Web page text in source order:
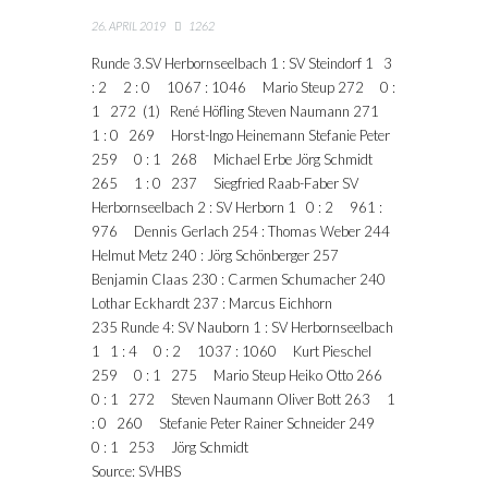
26. APRIL 2019 1262
Runde 3.SV Herbornseelbach 1 : SV Steindorf 1 3 : 2 2 : 0 1067 : 1046 Mario Steup 272 0 : 1 272 (1) René Höfling Steven Naumann 271 1 : 0 269 Horst-Ingo Heinemann Stefanie Peter 259 0 : 1 268 Michael Erbe Jörg Schmidt 265 1 : 0 237 Siegfried Raab-Faber SV Herbornseelbach 2 : SV Herborn 1 0 : 2 961 : 976 Dennis Gerlach 254 : Thomas Weber 244 Helmut Metz 240 : Jörg Schönberger 257 Benjamin Claas 230 : Carmen Schumacher 240 Lothar Eckhardt 237 : Marcus Eichhorn 235 Runde 4: SV Nauborn 1 : SV Herbornseelbach 1 1 : 4 0 : 2 1037 : 1060 Kurt Pieschel 259 0 : 1 275 Mario Steup Heiko Otto 266 0 : 1 272 Steven Naumann Oliver Bott 263 1 : 0 260 Stefanie Peter Rainer Schneider 249
Source: SVHBS